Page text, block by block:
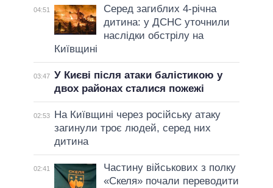
04:51
Серед загиблих 4-річна
дитина: у ДСНС уточнили
наслідки обстрілу на
Київщині
03:47 У Києві після атаки балістикою у
двох районах сталися пожежі
02:53
На Київщині через російську атаку
загинули троє людей, серед них
дитина
02:41
Частину військових з полку
«Скеля» почали переводити